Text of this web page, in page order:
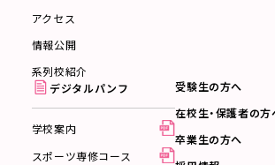
アクセス
情報公開
系列校紹介
デジタルパンフ
学校案内
スポーツ専修コース
受験生の方へ
在校生・保護者の方
卒業生の方へ